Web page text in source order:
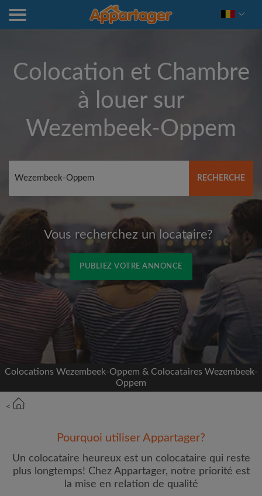
Colocation et Chambre
à louer sur
Wezembeek-Oppem
RECHERCHE
Vous recherchez un locataire?
PUBLIEZ VOTRE ANNONCE
Inscrivez-vous avec Facebook
Nous ne publierons jamais sur votre page sans
votre accord
OU
Colocations Wezembeek-Oppem & Colocataires Wezembeek-
Oppem
<
Pourquoi utiliser Appartager?
Un colocataire heureux est un colocataire qui reste
plus longtemps! Chez Appartager, notre priorité est
la mise en relation de qualité